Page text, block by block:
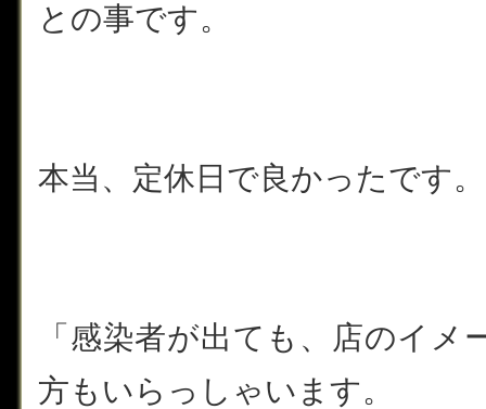
との事です。
本当、定休日で良かったです
「感染者が出ても、店のイ
方もいらっしゃいます。